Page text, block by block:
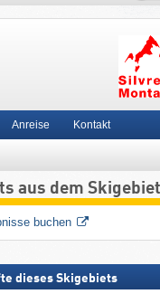
den
Anreise Kontakt
aus dem Skigebiet
buchen
dieses Skigebiets